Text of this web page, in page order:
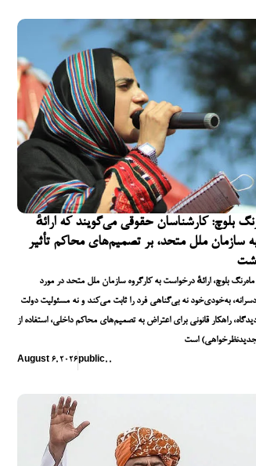
بلوچ: کارشناسان حقوقی می‌گویند که ارائهٔ
سازمان ملل متحد، بر تصمیم‌های محاکم تأثیر
ماه‌رنگ بلوچ، ارائهٔ درخواست به کارگروه سازمان ملل متحد در مورد
به‌خودی‌خود نه بی‌گناهی فرد را ثابت می‌کند و نه مسئولیت دولت
راهکار قانونی برای اعتراض به تصمیم‌های محاکم داخلی، استفاده از
است
August 6, 2026 public, ,